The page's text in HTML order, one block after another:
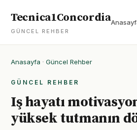
Tecnica1Concordia
GÜNCEL REHBER
Anasayfa · Güncel Rehber
GÜNCEL REHBER
Iş hayatı
yüksek tutmanın